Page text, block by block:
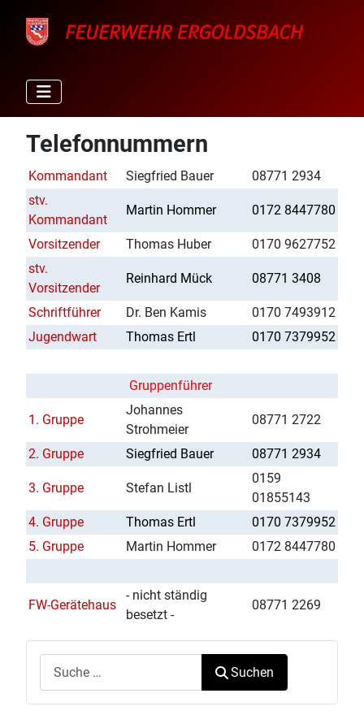
Telefonnummern
Kommandant Siegfried Bauer
08771 2934
stv.
Kommandant
Martin Hommer 0172 8447780
Vorsitzender Thomas Huber
0170 9627752
stv.
Vorsitzender
Reinhard Mück 08771 3408
Schriftführer Dr. Ben Kamis
0170 7493912
Jugendwart
Thomas Ertl 0170 7379952
Gruppenführer
1. Gruppe
Johannes
Strohmeier
08771 2722
2. Gruppe Siegfried Bauer 08771 2934
3. Gruppe Stefan Listl
0159
01855143
4. Gruppe
Thomas Ertl
0170 7379952
5. Gruppe
Martin Hommer 0172 8447780
FW-Gerätehaus
- nicht ständig
besetzt -
08771 2269
Suchen